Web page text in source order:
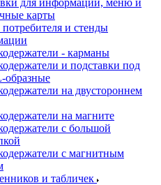
для информации, меню и
карты
и стенды
- карманы
и подставки под
образные
на двустороннем
на магните
с большой
с магнитным
и табличек